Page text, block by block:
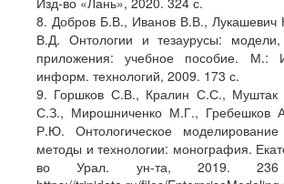
8. Добров Б.В., Иванов В.В., Лукашевич
В.Д. Онтологии и тезаурусы: модели,
приложения: учебное пособие. М.:
информ. технологий, 2009. 173 с.
9. Горшков С.В., Кралин С.С., Муштак
С.З., Мирошниченко М.Г., Гребешков
Р.Ю. Онтологическое моделирование
методы и технологии: монография.
во Урал. ун-та, 2019.